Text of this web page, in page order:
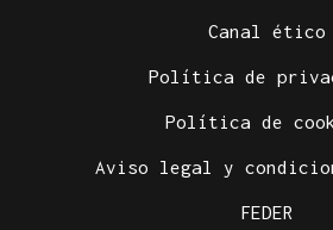
Canal ético
Política de
Política de
Aviso legal y
FEDER